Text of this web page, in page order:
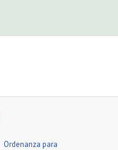
Ordenanza para